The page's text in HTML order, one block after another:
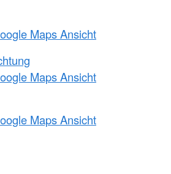
Maps Ansicht
Maps Ansicht
Maps Ansicht